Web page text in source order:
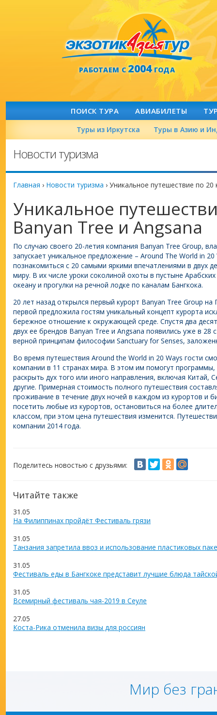
РАБОТАЕМ С2004ГОДА
ПОИСК ТУРА АВИАБИЛЕТЫ
Туры из Иркутска Туры в Азию и
Новости туризма
Главная › Новости туризма › Уникальное путешествие по 20
Уникальное
Banyan Tree и Angsana
По случаю своего 20-летия компания Banyan Tree Group,
запускает уникальное предложение – Around The World in
познакомиться с 20 самыми яркими впечатлениями в двух
миру. В их числе уроки соколиной охоты в пустыне
океану и прогулки на речной лодке по каналам Бангкока.
20 лет назад открылся первый курорт Banyan Tree Group
первой предложила гостям уникальный концепт курорта
бережное отношение к окружающей среде. Спустя два
двух ее брендов Banyan Tree и Angsana появились уже в 28
верной принципам философии Sanctuary for Senses,
Во время путешествия Around the World in 20 Ways гости
компании в 11 странах мира. В этом им помогут
раскрыть дух того или иного направления, включая
другие. Примерная стоимость полного путешествия
проживание в течение двух ночей в каждом из курортов и
посетить любые из курортов, остановиться на более
классом, при этом цена путешествия изменится.
компании 2014 года.
Поделитесь новостью с друзьями:
Читайте также
31.05
На Филиппинах пройдёт Фестиваль грязи
31.05
Танзания запретила ввоз и использование пластиковых
31.05
Фестиваль еды в Бангкоке представит лучшие блюда
31.05
Всемирный фестиваль чая-2019 в Сеуле
27.05
Коста-Рика отменила визы для россиян
Мир без